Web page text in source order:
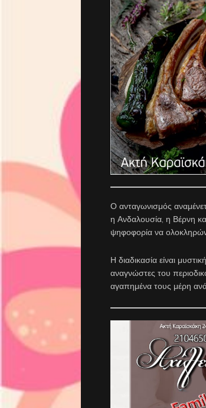
Ο ανταγωνισμός
η Ανδαλουσία, η Βέρνη
ψηφοφορία να
Η διαδικασία είναι
αναγνώστες του
αγαπημένα τους μέρη